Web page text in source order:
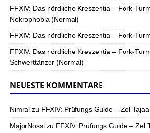
FFXIV: Das nördliche Kreszentia – Fork-
Nekrophobia (Normal)
FFXIV: Das nördliche Kreszentia – Fork-
FFXIV: Das nördliche Kreszentia – Fork-
Schwerttänzer (Normal)
NEUESTE KOMMENTARE
Nimral zu FFXIV: Prüfungs Guide – Zel
MajorNossi zu FFXIV: Prüfungs Guide – Zel